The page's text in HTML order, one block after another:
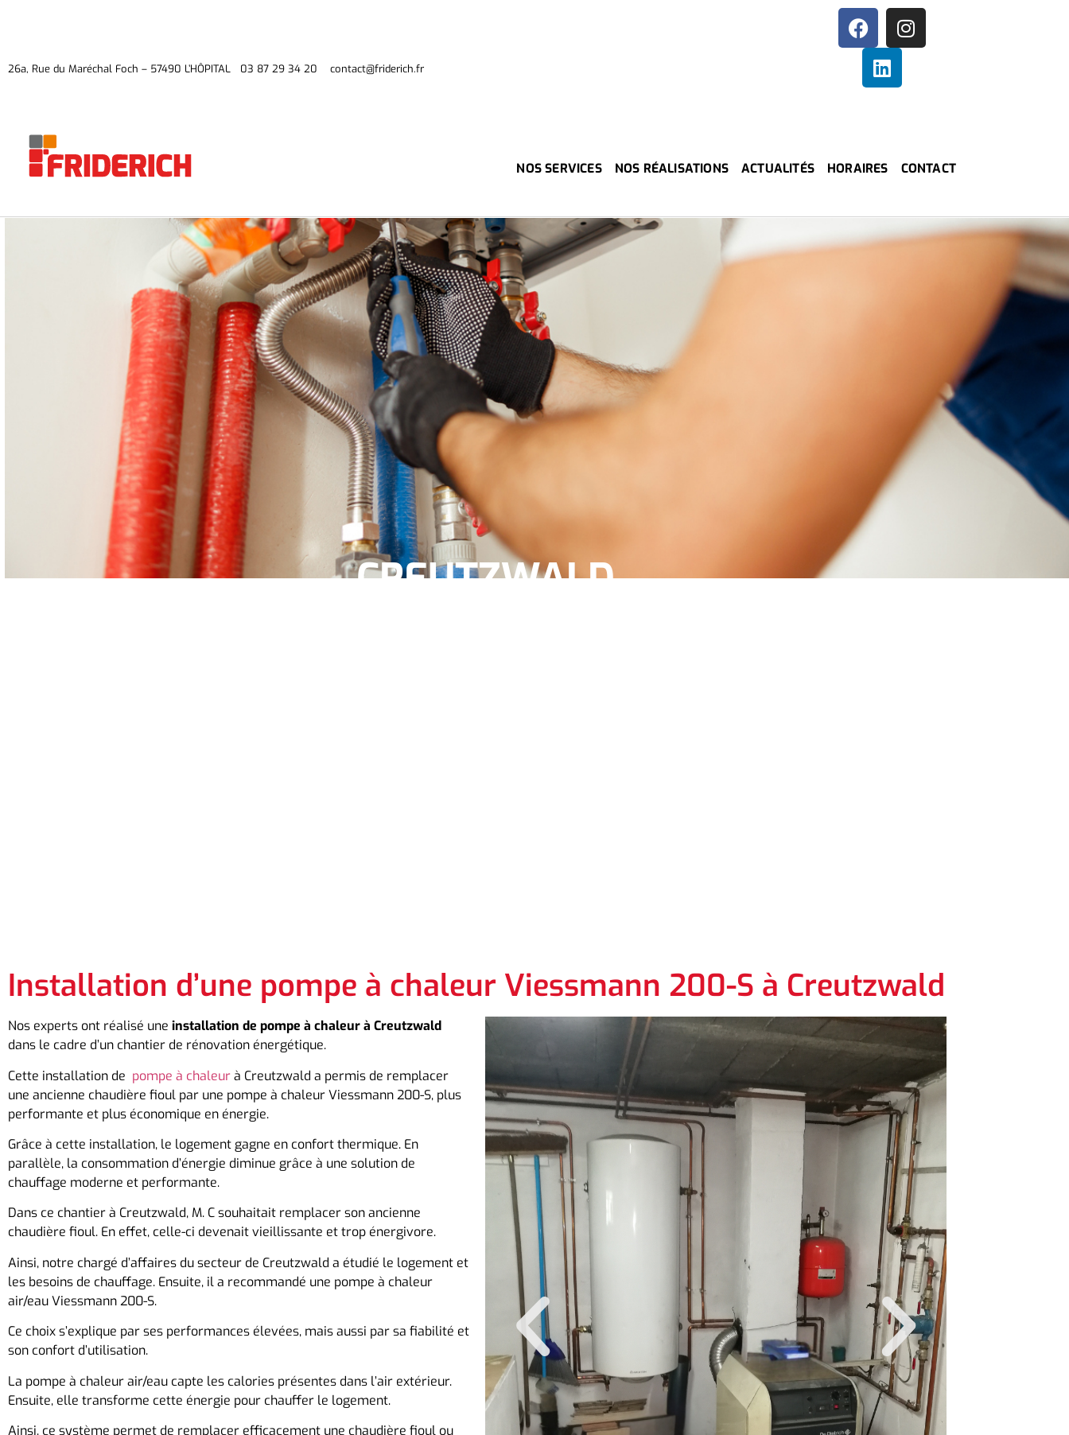
26a, Rue du Maréchal Foch – 57490 L’HÔPITAL 03 87 29 34 20 contact@friderich.fr
NOS SERVICES NOS RÉALISATIONS ACTUALITÉS HORAIRES CONTACT
CREUTZWALD
Installation d’une pompe à chaleur Viessmann 200-S à Creutzwald
Nos experts ont réalisé une installation de pompe à chaleur à Creutzwald
dans le cadre d’un chantier de rénovation énergétique.
Cette installation de pompe à chaleurà Creutzwald a permis de remplacer
une ancienne chaudière fioul par une pompe à chaleur Viessmann 200-S, plus
performante et plus économique en énergie.
Grâce à cette installation, le logement gagne en confort thermique. En
parallèle, la consommation d’énergie diminue grâce à une solution de
chauffage moderne et performante.
Dans ce chantier à Creutzwald, M. C souhaitait remplacer son ancienne
chaudière fioul. En effet, celle-ci devenait vieillissante et trop énergivore.
Ainsi, notre chargé d’affaires du secteur de Creutzwald a étudié le logement et
les besoins de chauffage. Ensuite, il a recommandé une pompe à chaleur
air/eau Viessmann 200-S.
Ce choix s’explique par ses performances élevées, mais aussi par sa fiabilité et
son confort d’utilisation.
La pompe à chaleur air/eau capte les calories présentes dans l’air extérieur.
Ensuite, elle transforme cette énergie pour chauffer le logement.
Ainsi, ce système permet de remplacer efficacement une chaudière fioul ou